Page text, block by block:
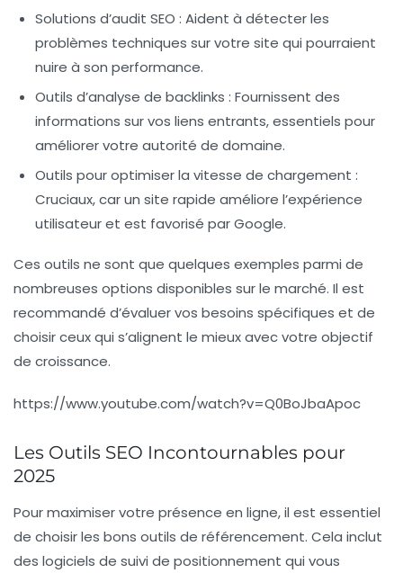
Solutions d’audit SEO : Aident à détecter les
problèmes techniques sur votre site qui pourraient
nuire à son performance.
Outils d’analyse de backlinks : Fournissent des
informations sur vos liens entrants, essentiels pour
améliorer votre autorité de domaine.
Outils pour optimiser la vitesse de chargement :
Cruciaux, car un site rapide améliore l’expérience
utilisateur et est favorisé par Google.
Ces outils ne sont que quelques exemples parmi de
nombreuses options disponibles sur le marché. Il est
recommandé d’évaluer vos besoins spécifiques et de
choisir ceux qui s’alignent le mieux avec votre objectif
de croissance.
https://www.youtube.com/watch?v=Q0BoJbaApoc
Les Outils SEO Incontournables pour
2025
Pour maximiser votre présence en ligne, il est essentiel
de choisir les bons outils de référencement. Cela inclut
des logiciels de suivi de positionnement qui vous